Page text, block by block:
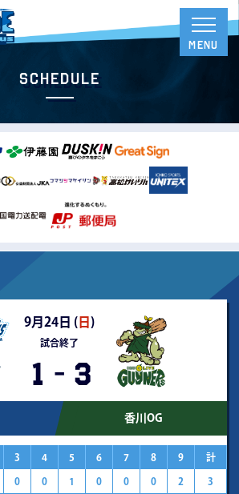
Schedule
9月24日 ( 日 )
試合終了
1 - 3
香川OG
3 4 5 6 7 8 9 計
0 0 1 0 0 0 2 3